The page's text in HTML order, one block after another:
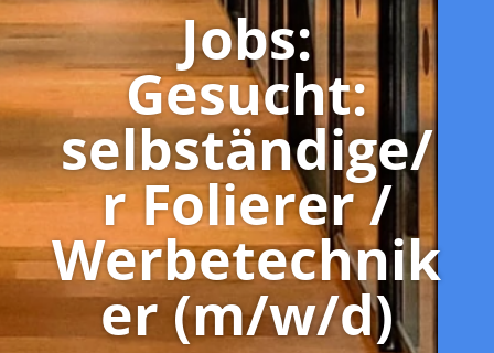
Jobs:
Gesucht:
selbständige/
r Folierer /
Werbetechnik
er (m/w/d)